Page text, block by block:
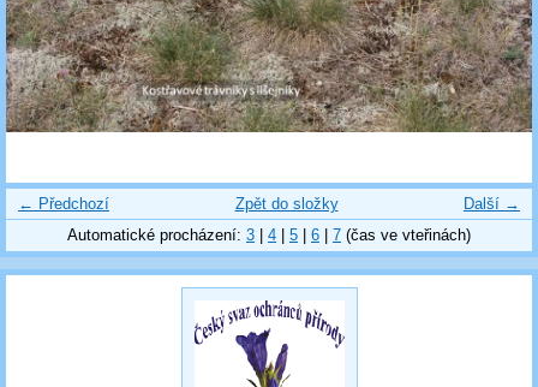
← Předchozí Další →
Zpět do složky
Automatické procházení: 3 4 5 6 7 (čas ve vteřinách)